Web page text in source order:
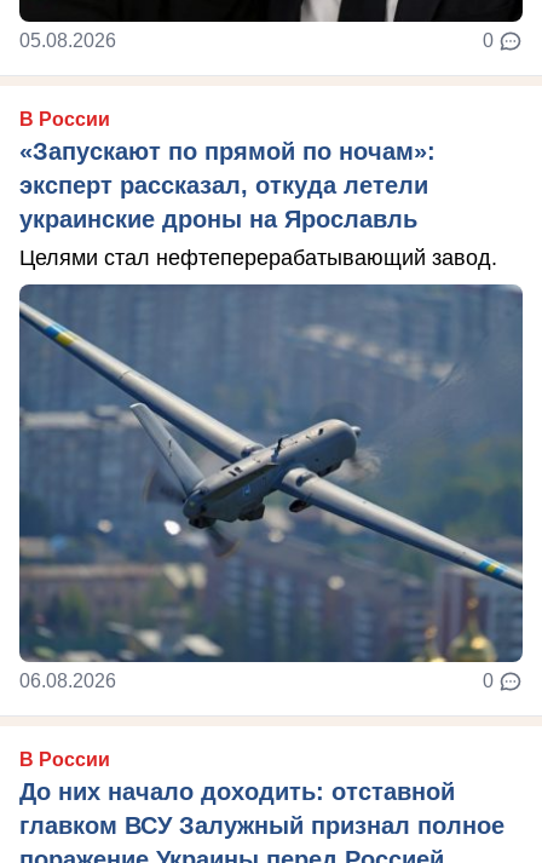
05.08.2026 0
В России
«Запускают по прямой по ночам»:
эксперт рассказал, откуда летели
украинские дроны на Ярославль
Целями стал нефтеперерабатывающий завод.
06.08.2026 0
В России
До них начало доходить: отставной
главком ВСУ Залужный признал полное